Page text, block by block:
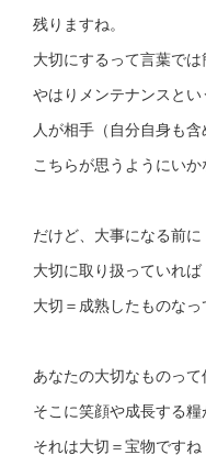
残りますね。
大切にするって言葉で
やはりメンテナンスとい
人が相手（自分自身も
こちらが思うようにいか
だけど、大事になる前に
大切に取り扱っていれば
大切＝成熟したものなっ
あなたの大切なものって
そこに笑顔や成長する
それは大切＝宝物ですね